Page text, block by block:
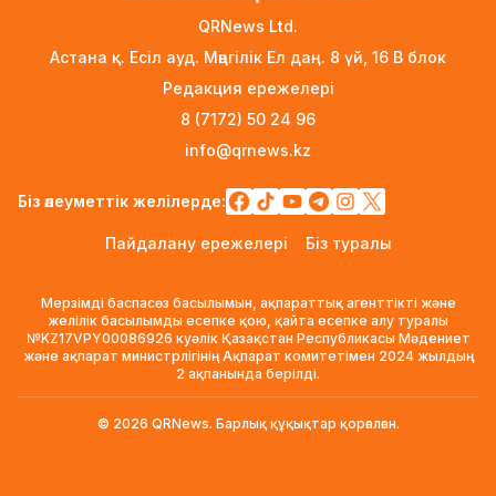
Тоқаев «Бәйтерек» холдингінің басшысына
баспананың қолжетімділігін арттыруды
Жастардан банк карталарын сатып алып,
ұсталды
Алматының Ақжар шағынауданында 36
шақырым жолға асфальт төселді
QRNews Ltd.
Астана қ. Есіл ауд. Мәңгілік Ел даң. 8 үй, 16 B блок
Редакция ережелері
8 (7172) 50 24 96
info@qrnews.kz
Біз әлеуметтік желілерде:
Пайдалану ережелері Біз туралы
Мерзімді баспасөз басылымын, ақпараттық агенттікті және
желілік басылымды есепке қою, қайта есепке алу туралы
№KZ17VPY00086926 куәлік Қазақстан Республикасы Мәдениет
және ақпарат министрлігінің Ақпарат комитетімен 2024 жылдың
2 ақпанында берілді.
© 2026 QRNews. Барлық құқықтар қорғалған.